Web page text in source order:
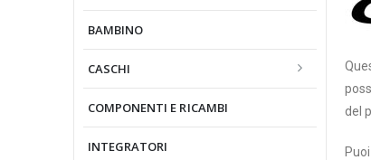
del
BAMBINO
CASCHI
COMPONENTI E RICAMBI
INTEGRATORI